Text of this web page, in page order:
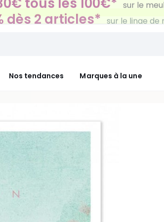
dès 2 articles*
Nos tendances Marques à la une